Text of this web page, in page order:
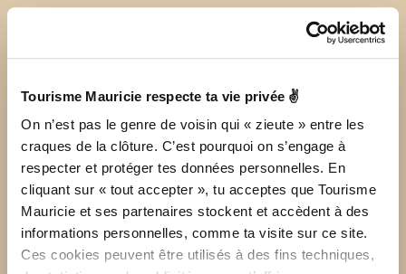
Tourisme Mauricie respecte ta vie privée ✌
On n’est pas le genre de voisin qui « zieute » entre les
craques de la clôture. C’est pourquoi on s’engage à
respecter et protéger tes données personnelles. En
cliquant sur « tout accepter », tu acceptes que Tourisme
Mauricie et ses partenaires stockent et accèdent à des
informations personnelles, comme ta visite sur ce site.
Ces cookies peuvent être utilisés à des fins techniques,